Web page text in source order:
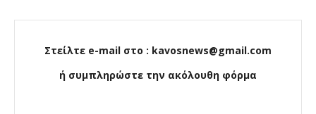
Στείλτε e-mail στο : kavosnews@gmail.com
ή συμπληρώστε την ακόλουθη φόρμα